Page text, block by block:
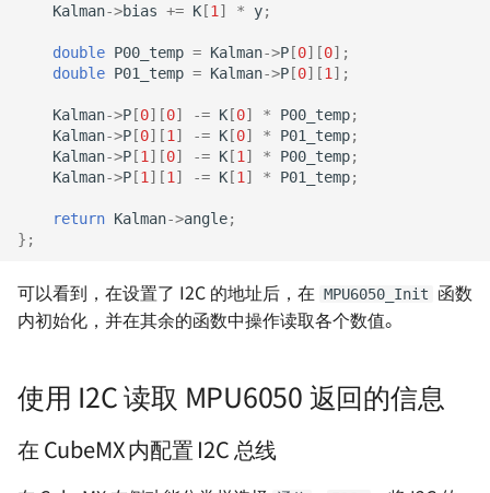
Kalman->bias += K[1 ] * y;
double P00_temp = Kalman->P[0][0];
double P01_temp = Kalman->P[0][1 ];
Kalman->P[0][0] -= K[0] * P00_temp;
Kalman->P[0][1 ] -= K[0] * P01_temp;
Kalman->P[1 ][0] -= K[1 ] * P00_temp;
Kalman->P[1 ][1 ] -= K[1 ] * P01_temp;
return Kalman->angle;
};
可以看到，在设置了 I2C 的地址后，在 MPU6050_Init
函数
内初始化，并在其余的函数中操作读取各个数值。
使用 I2C 读取 MPU6050 返回的信息
在 CubeMX 内配置 I2C 总线